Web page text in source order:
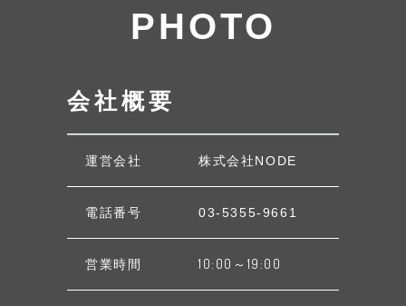
PHOTO
会社概要
運営会社 株式会社NODE
電話番号 03-5355-9661
営業時間 10:00～19:00